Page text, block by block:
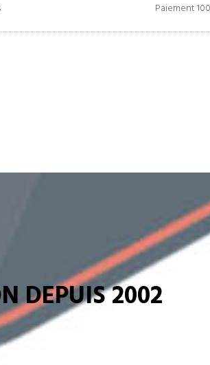
Paiement
DEPUIS 2002